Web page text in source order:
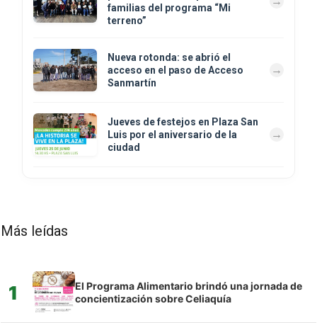
familias del programa “Mi
terreno”
Nueva rotonda: se abrió el
acceso en el paso de Acceso
Sanmartín
Jueves de festejos en Plaza San
Luis por el aniversario de la
ciudad
Más leídas
1
El Programa Alimentario brindó una jornada de
concientización sobre Celiaquía